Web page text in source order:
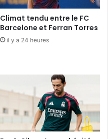
Climat tendu entre le FC
Barcelone et Ferran Torres
il y a 24 heures